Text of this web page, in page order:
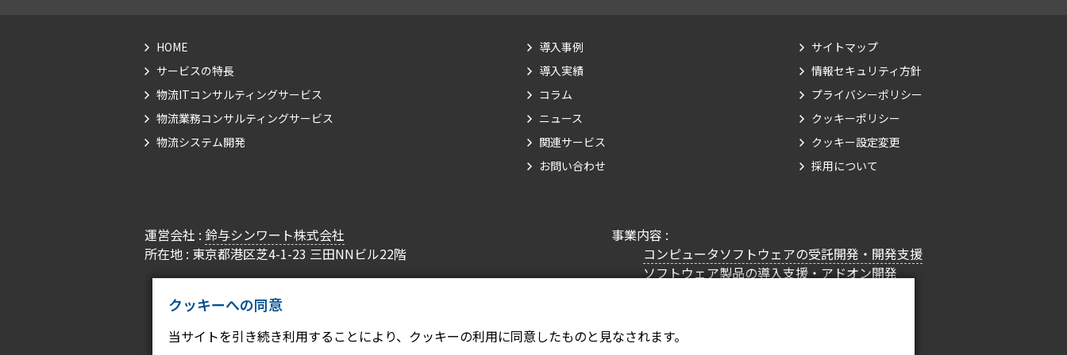
HOME
サービスの特長
物流ITコンサルティングサービス
物流業務コンサルティングサービス
物流システム開発
導入事例
導入実績
コラム
ニュース
関連サービス
お問い合わせ
サイトマップ
情報セキュリティ方針
プライバシーポリシー
クッキーポリシー
クッキー設定変更
採用について
運営会社 : 鈴与シンワート株式会社
所在地 : 東京都港区芝4-1-23 三田NNビル22階
事業内容 :
コンピュータソフトウェアの受託開発・開発支援
ソフトウェア製品の導入支援・アドオン開発
データセンター＆クラウドサービス
クッキーへの同意
当サイトを引き続き利用することにより、クッキーの利用に同意したものと見なされます。